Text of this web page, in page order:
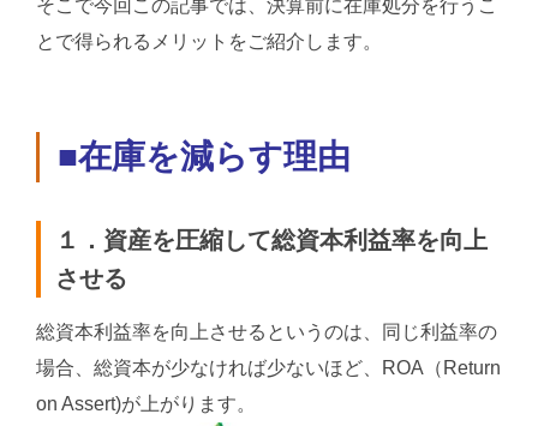
そこで今回この記事では、決算前に在庫処分を行うこ
とで得られるメリットをご紹介します。
■在庫を減らす理由
１．資産を圧縮して総資本利益率を向上
させる
総資本利益率を向上させるというのは、同じ利益率の
場合、総資本が少なければ少ないほど、ROA（Return
on Assert)が上がります。